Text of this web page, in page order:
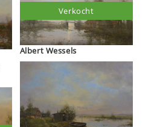
Albert Wessels
Verkocht